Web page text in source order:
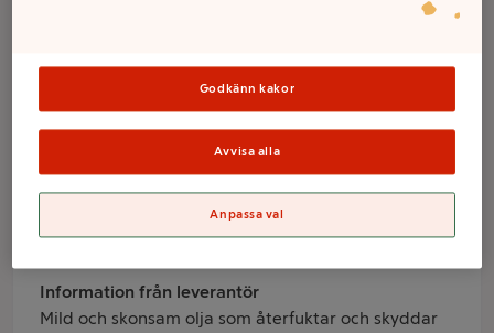
Natusan
Varumärke
Information från leverantör
Mild och skonsam olja som återfuktar och skyddar
Godkänn kakor
Avvisa alla
Anpassa val